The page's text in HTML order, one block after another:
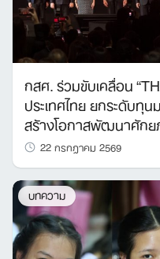
กสศ. ร่วมขับเคลื่อน
ประเทศไทย ยกระดับทุ
สร้างโอกาสพัฒนาศัก
22 กรกฎาคม 2569
บทความ